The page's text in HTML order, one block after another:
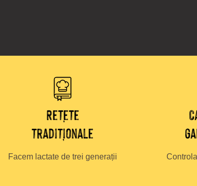
Rețete
tradiționale
Facem lactate de trei generații